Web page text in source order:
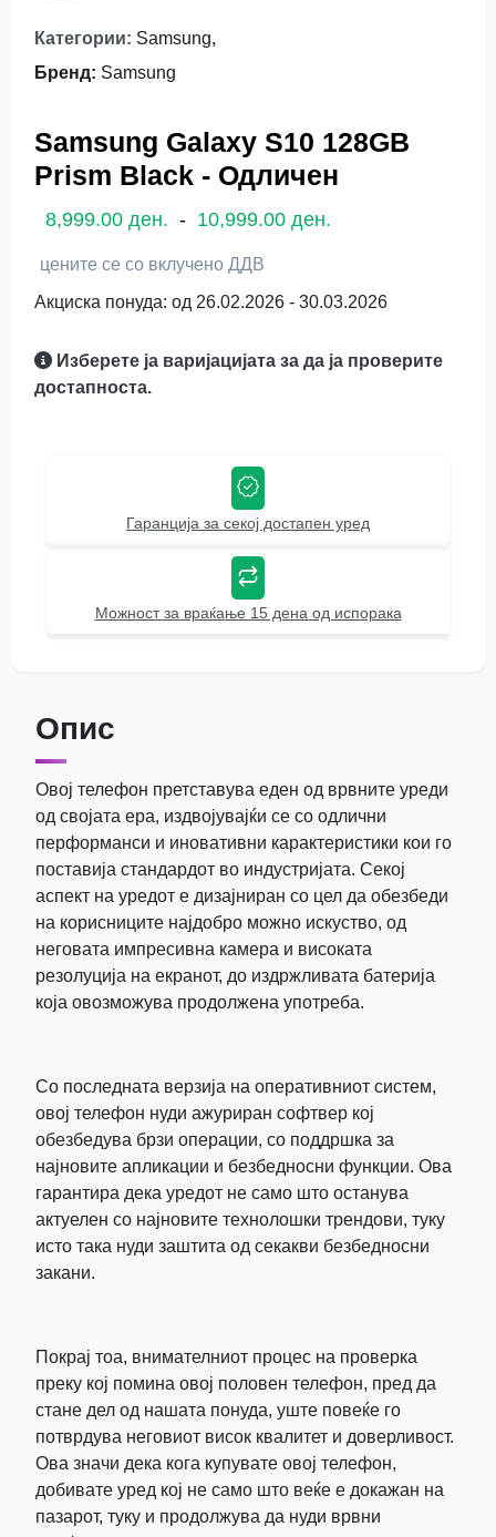
Категории: Samsung,
Бренд: Samsung
Samsung Galaxy S10 128GB
Prism Black - Одличен
8,999.00 ден. - 10,999.00 ден.
цените се со вклучено ДДВ
Акциска понуда: од 26.02.2026 - 30.03.2026
Изберете ја варијацијата за да ја проверите
достапноста.
Гаранција за секој достапен уред
Можност за враќање 15 дена од испорака
Опис
Овој телефон претставува еден од врвните уреди
од својата ера, издвојувајќи се со одлични
перформанси и иновативни карактеристики кои го
поставија стандардот во индустријата. Секој
аспект на уредот е дизајниран со цел да обезбеди
на корисниците најдобро можно искуство, од
неговата импресивна камера и високата
резолуција на екранот, до издржливата батерија
која овозможува продолжена употреба.
Со последната верзија на оперативниот систем,
овој телефон нуди ажуриран софтвер кој
обезбедува брзи операции, со поддршка за
најновите апликации и безбедносни функции. Ова
гарантира дека уредот не само што останува
актуелен со најновите технолошки трендови, туку
исто така нуди заштита од секакви безбедносни
закани.
Покрај тоа, внимателниот процес на проверка
преку кој помина овој половен телефон, пред да
стане дел од нашата понуда, уште повеќе го
потврдува неговиот висок квалитет и доверливост.
Ова значи дека кога купувате овој телефон,
добивате уред кој не само што веќе е докажан на
пазарот, туку и продолжува да нуди врвни